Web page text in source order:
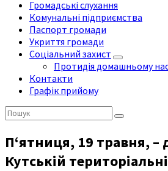
Громадські слухання
Комунальні підприємства
Паспорт громади
Укриття громади
Соціальний захист
Протидія домашньому
Контакти
Графік прийому
Пошук:
П‘ятниця, 19 травня,
Кутській